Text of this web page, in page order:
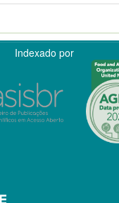
Indexado por